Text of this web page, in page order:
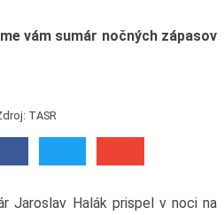
vám sumár nočných zápasov
TASR
Jaroslav Halák prispel v noci na